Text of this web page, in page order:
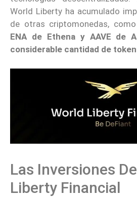
World Liberty ha acumulado
de otras criptomonedas, como
ENA de Ethena y AAVE de
considerable cantidad de
Las Inversiones
Liberty Financial